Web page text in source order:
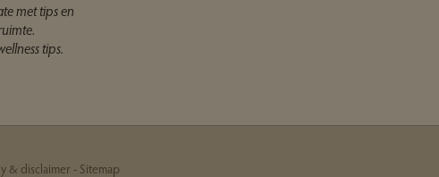
met tips en
tips.
& disclaimer- Sitemap